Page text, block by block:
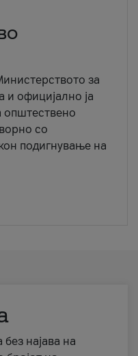
за
и официјално ја
општествено
со
подигнување на
најава на